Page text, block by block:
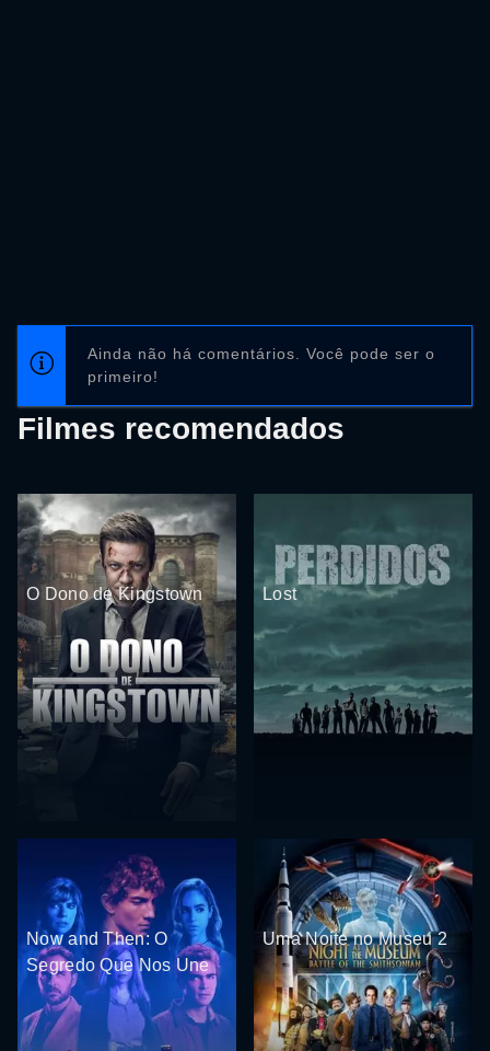
Ainda não há comentários. Você pode ser o
primeiro!
Filmes recomendados
O Dono de Kingstown Lost
Now and Then: O
Segredo Que Nos Une
Uma Noite no Museu 2